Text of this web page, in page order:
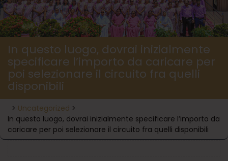
In questo luogo, dovrai inizialmente
specificare l’importo da caricare per
poi selezionare il circuito fra quelli
disponibili
> Uncategorized >
In questo luogo, dovrai inizialmente specificare l’importo da
caricare per poi selezionare il circuito fra quelli disponibili